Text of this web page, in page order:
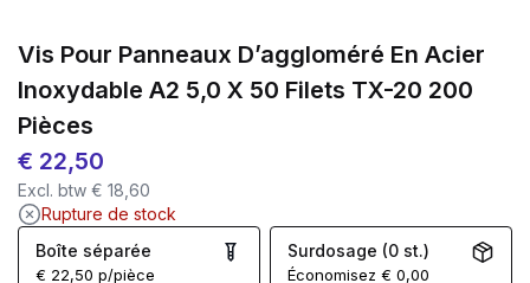
Vis Pour Panneaux D’aggloméré En Acier
Inoxydable A2 5,0 X 50 Filets TX-20 200
Pièces
€ 22,50
Excl. btw € 18,60
Rupture de stock
Boîte séparée
€ 22,50 p/pièce
Surdosage (0 st.)
Économisez€ 0,00